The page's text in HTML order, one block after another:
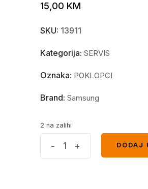
15,00 KM
SKU: 13911
Kategorija: SERVIS
Oznaka: POKLOPCI
Brand: Samsung
2 na zalihi
- +
DODAJ